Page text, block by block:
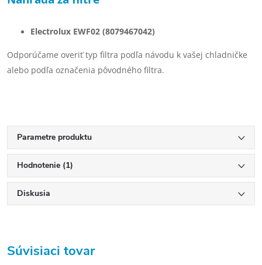
Electrolux EWF02 (8079467042)
Odporúčame overiť typ filtra podľa návodu k vašej chladničke
alebo podľa označenia pôvodného filtra.
Parametre produktu
Hodnotenie (1)
Diskusia
Súvisiaci tovar